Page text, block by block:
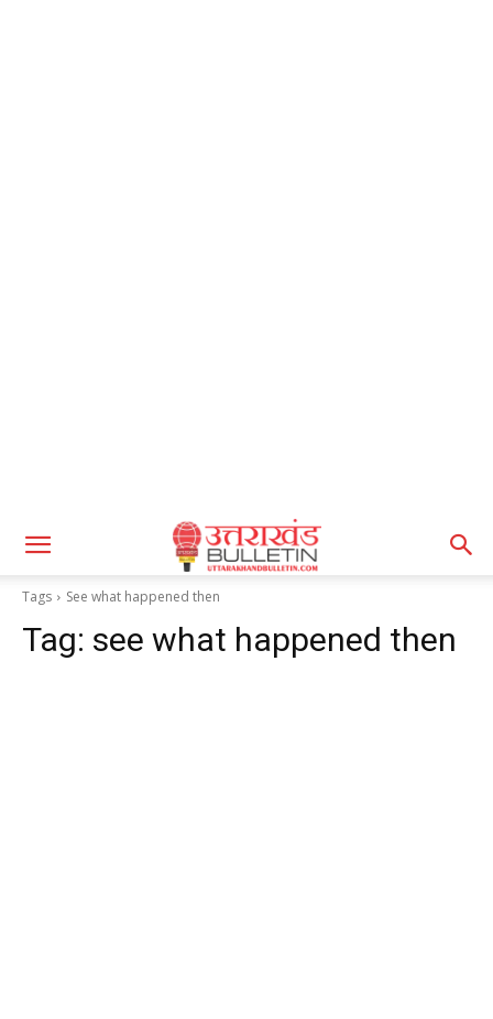
Tags See what happened then
Tag: see what happened then